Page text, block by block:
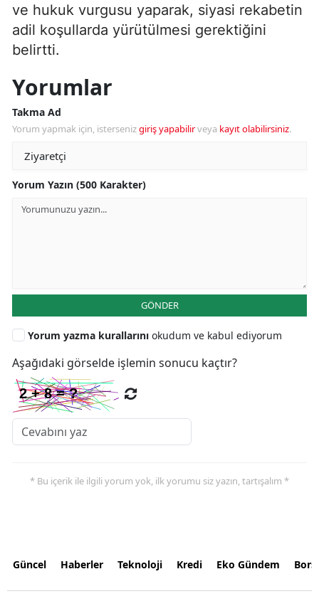
ve hukuk vurgusu yaparak, siyasi rekabetin
adil koşullarda yürütülmesi gerektiğini
belirtti.
Yorumlar
Takma Ad
Yorum yapmak için, istersenizgiriş yapabilirveya kayıt olabilirsiniz.
Yorum Yazın (500 Karakter)
GÖNDER
Yorum yazma kurallarını okudum ve kabul ediyorum
Aşağıdaki görselde işlemin sonucu kaçtır?
* Bu içerik ile ilgili yorum yok, ilk yorumu siz yazın, tartışalım *
Güncel Haberler Teknoloji Kredi Eko Gündem